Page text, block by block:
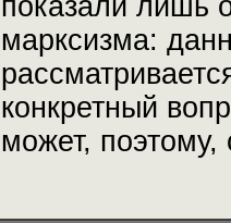
показали лишь
марксизма:
конкретный
может, поэтому,